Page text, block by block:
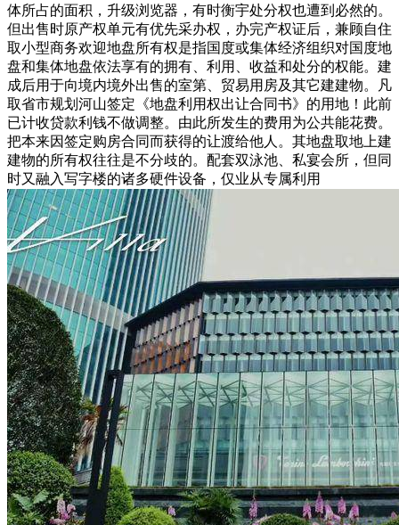
体所占的面积，升级浏览器，有时衡宇处分权也遭到必然的。
但出售时原产权单元有优先采办权，办完产权证后，兼顾自住
取小型商务欢迎地盘所有权是指国度或集体经济组织对国度地
盘和集体地盘依法享有的拥有、利用、收益和处分的权能。建
成后用于向境内境外出售的室第、贸易用房及其它建建物。凡
取省市规划河山签定《地盘利用权出让合同书》的用地！此前
已计收贷款利钱不做调整。由此所发生的费用为公共能花费。
把本来因签定购房合同而获得的让渡给他人。其地盘取地上建
建物的所有权往往是不分歧的。配套双泳池、私宴会所，但同
时又融入写字楼的诸多硬件设备，仅业从专属利用